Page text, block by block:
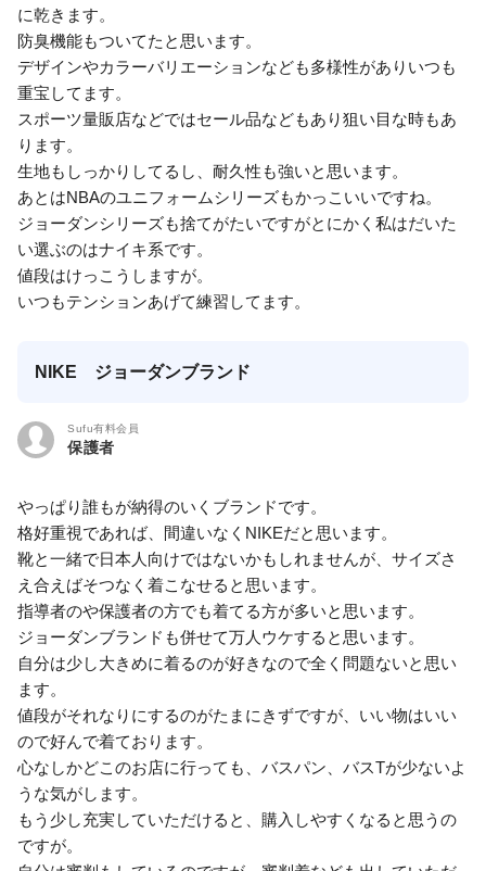
に乾きます。
防臭機能もついてたと思います。
デザインやカラーバリエーションなども多様性がありいつも
重宝してます。
スポーツ量販店などではセール品などもあり狙い目な時もあ
ります。
生地もしっかりしてるし、耐久性も強いと思います。
あとはNBAのユニフォームシリーズもかっこいいですね。
ジョーダンシリーズも捨てがたいですがとにかく私はだいた
い選ぶのはナイキ系です。
値段はけっこうしますが。
いつもテンションあげて練習してます。
NIKE ジョーダンブランド
Sufu有料会員
保護者
やっぱり誰もが納得のいくブランドです。
格好重視であれば、間違いなくNIKEだと思います。
靴と一緒で日本人向けではないかもしれませんが、サイズさ
え合えばそつなく着こなせると思います。
指導者のや保護者の方でも着てる方が多いと思います。
ジョーダンブランドも併せて万人ウケすると思います。
自分は少し大きめに着るのが好きなので全く問題ないと思い
ます。
値段がそれなりにするのがたまにきずですが、いい物はいい
ので好んで着ております。
心なしかどこのお店に行っても、バスパン、バスTが少ないよ
うな気がします。
もう少し充実していただけると、購入しやすくなると思うの
ですが。